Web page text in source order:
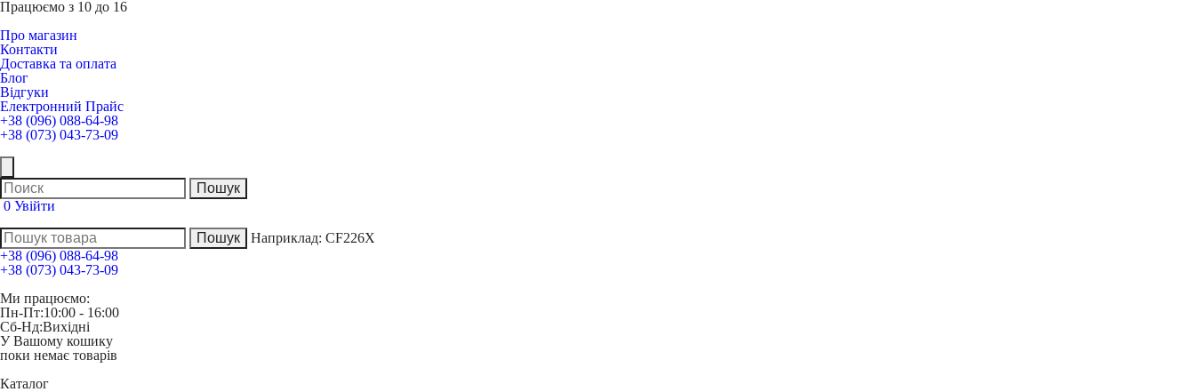
Працюємо з 10 до 16
Про магазин
Контакти
Доставка та оплата
Блог
Відгуки
Електронний Прайс
+38 (096) 088-64-98
+38 (073) 043-73-09
0 Увійти
Наприклад: CF226X
+38 (096) 088-64-98
+38 (073) 043-73-09
Ми працюємо:
Пн-Пт:10:00 - 16:00
Сб-Нд:Вихідні
У Вашому кошику
поки немає товарів
Каталог